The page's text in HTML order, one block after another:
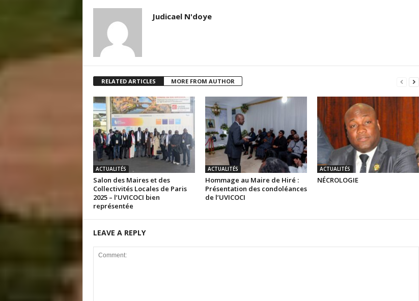
Judicael N'doye
RELATED ARTICLES MORE FROM AUTHOR
ACTUALITÉS
Salon des Maires et des
Collectivités Locales de Paris
2025 – l’UVICOCI bien
représentée
ACTUALITÉS
Hommage au Maire de Hiré :
Présentation des condoléances
de l’UVICOCI
ACTUALITÉS
NÉCROLOGIE
LEAVE A REPLY